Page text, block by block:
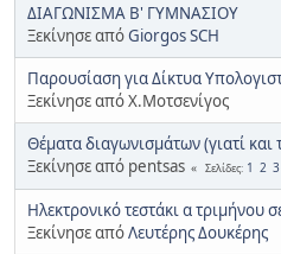
ΔΙΑΓΩΝΙΣΜΑ Β' ΓΥΜΝΑΣΙΟΥ
Ξεκίνησε απόGiorgos SCH
Παρουσίαση για Δίκτυα
Ξεκίνησε από Χ.Μοτσενίγος
Θέματα διαγωνισμάτων (γιατί και
Ξεκίνησε από pentsas
Σελίδες 1 2 3
Ηλεκτρονικό τεστάκι α τριμήνου
Ξεκίνησε απόΛευτέρης Δουκέρης